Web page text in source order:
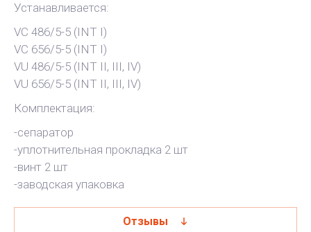
Устанавливается:
VC 486/5-5 (INT I)
VC 656/5-5 (INT I)
VU 486/5-5 (INT II, III, IV)
VU 656/5-5 (INT II, III, IV)
Комплектация:
-сепаратор
-уплотнительная прокладка 2 шт
-винт 2 шт
-заводская упаковка
Отзывы